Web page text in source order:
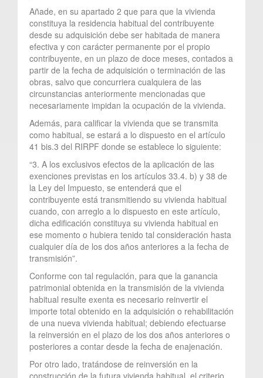
Añade, en su apartado 2 que para que la vivienda
constituya la residencia habitual del contribuyente
desde su adquisición debe ser habitada de manera
efectiva y con carácter permanente por el propio
contribuyente, en un plazo de doce meses, contados a
partir de la fecha de adquisición o terminación de las
obras, salvo que concurriera cualquiera de las
circunstancias anteriormente mencionadas que
necesariamente impidan la ocupación de la vivienda.
Además, para calificar la vivienda que se transmita
como habitual, se estará a lo dispuesto en el artículo
41 bis.3 del RIRPF donde se establece lo siguiente:
“3. A los exclusivos efectos de la aplicación de las
exenciones previstas en los artículos 33.4. b) y 38 de
la Ley del Impuesto, se entenderá que el
contribuyente está transmitiendo su vivienda habitual
cuando, con arreglo a lo dispuesto en este artículo,
dicha edificación constituya su vivienda habitual en
ese momento o hubiera tenido tal consideración hasta
cualquier día de los dos años anteriores a la fecha de
transmisión”.
Conforme con tal regulación, para que la ganancia
patrimonial obtenida en la transmisión de la vivienda
habitual resulte exenta es necesario reinvertir el
importe total obtenido en la adquisición o rehabilitación
de una nueva vivienda habitual; debiendo efectuarse
la reinversión en el plazo de los dos años anteriores o
posteriores a contar desde la fecha de enajenación.
Por otro lado, tratándose de reinversión en la
construcción de la futura vivienda habitual, el criterio